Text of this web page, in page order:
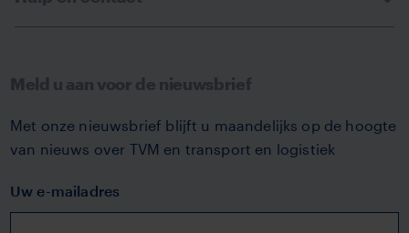
Meld u aan voor de nieuwsbrief
Met onze nieuwsbrief blijft u maandelijks op de hoogte
van nieuws over TVM en transport en logistiek
Uw e-mailadres